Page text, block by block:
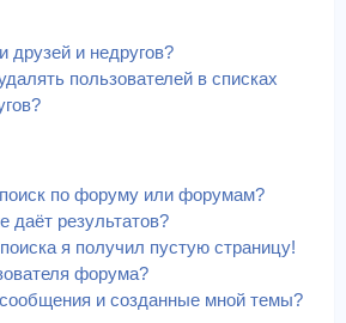
друзей и недругов?
пользователей в списках
по форуму или форумам?
даёт результатов?
я получил пустую страницу!
форума?
и созданные мной темы?